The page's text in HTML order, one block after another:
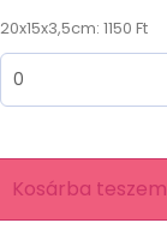
20x15x3,5cm: 1150 Ft
Kosárba teszem